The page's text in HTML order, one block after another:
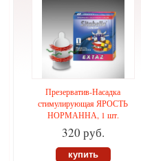
Презерватив-Насадка
стимулирующая ЯРОСТЬ
НОРМАННА, 1 шт.
320 руб.
купить